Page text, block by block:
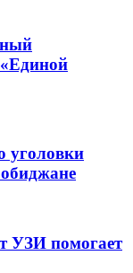
уголовки
УЗИ помогает